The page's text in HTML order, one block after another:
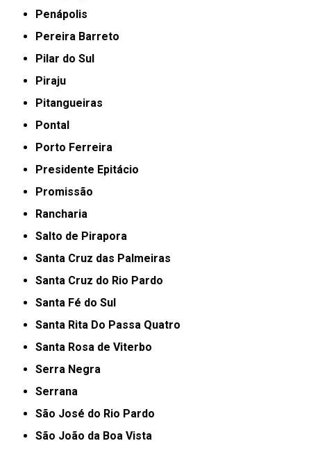
Penápolis
Pereira Barreto
Pilar do Sul
Piraju
Pitangueiras
Pontal
Porto Ferreira
Presidente Epitácio
Promissão
Rancharia
Salto de Pirapora
Santa Cruz das Palmeiras
Santa Cruz do Rio Pardo
Santa Fé do Sul
Santa Rita Do Passa Quatro
Santa Rosa de Viterbo
Serra Negra
Serrana
São José do Rio Pardo
São João da Boa Vista